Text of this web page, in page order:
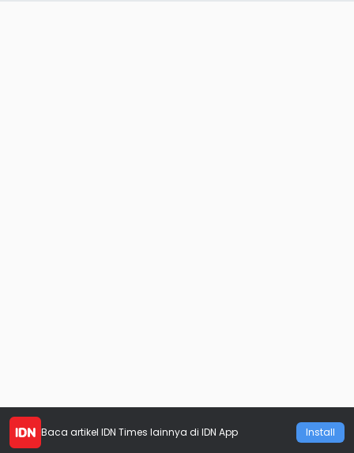
Baca artikel IDN Times lainnya di IDN App Install